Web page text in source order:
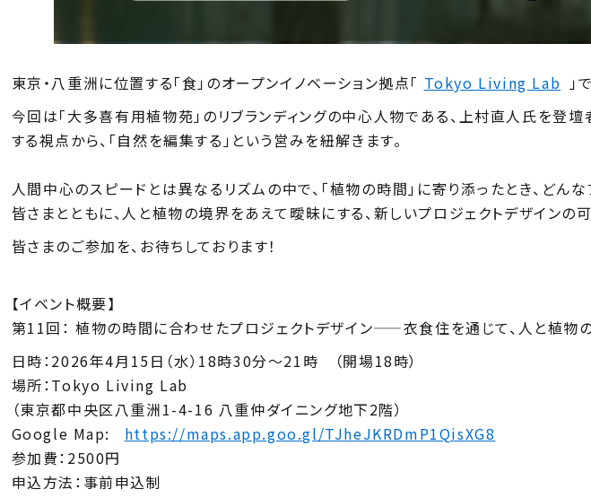
東京・八重洲に位置する「食」のオープンイノベーション拠点「 Tokyo Living Lab 」
今回は「大多喜有用植物苑」のリブランディングの中心人物である、上村直人氏を登壇
する視点から、 「自然を編集する」 という営みを紐解きます。
人間中心のスピードとは異なるリズムの中で、「植物の時間」に寄り添ったとき、どん
皆さまとともに、人と植物の境界をあえて曖昧にする、新しいプロジェクトデザインの
皆さまのご参加を、お待ちしております！
【イベント概要】
第11回： 植物の時間に合わせたプロジェクトデザイン——衣食住を通じて、人と植物
日時：2026年4月15日（水）18時30分〜21時 （開場18時）
場所：Tokyo Living Lab
（東京都中央区八重洲1-4-16 八重仲ダイニング地下2階）
Google Map:
https://maps.app.goo.gl/TJheJKRDmP1QisXG8
参加費：2500円
申込方法：事前申込制